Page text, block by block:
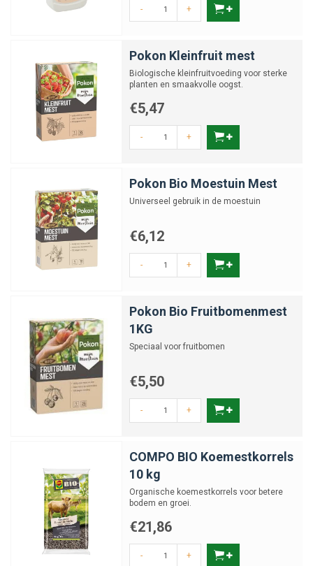
- +
Pokon Kleinfruit mest
Biologische kleinfruitvoeding voor sterke
planten en smaakvolle oogst.
€5,47
- +
Pokon Bio Moestuin Mest
Universeel gebruik in de moestuin
€6,12
- +
Pokon Bio Fruitbomenmest
1KG
Speciaal voor fruitbomen
€5,50
- +
COMPO BIO Koemestkorrels
10 kg
Organische koemestkorrels voor betere
bodem en groei.
€21,86
- +